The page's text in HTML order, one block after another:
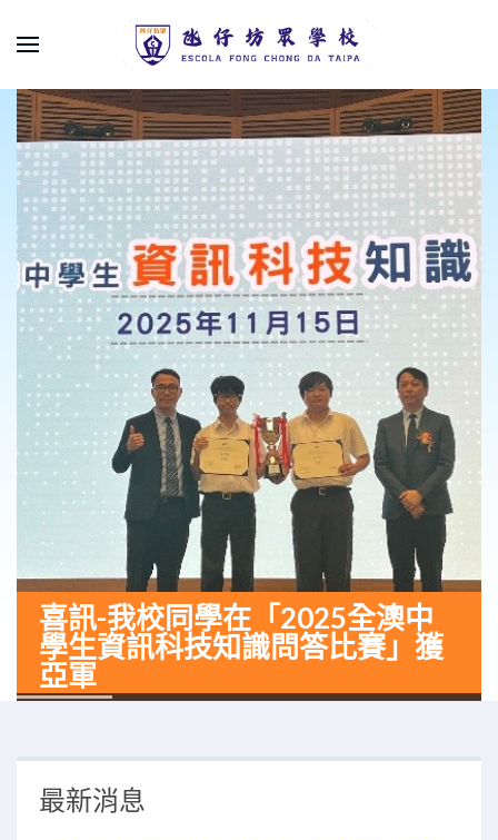
喜訊-我校同學在「2025全澳中
學生資訊科技知識問答比賽」獲
亞軍
最新消息